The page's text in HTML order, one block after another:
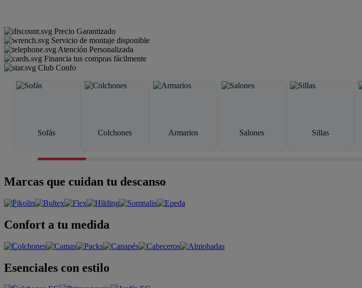
Precio Garantizado
Servicio de montaje disponible
Atención Personalizada
Financia tus compras fácilmente
Club Confo
Sofás Colchones Armarios Salones Sillas
Marcas que cuidan tu descanso
Confort a tu medida
Esenciales con estilo